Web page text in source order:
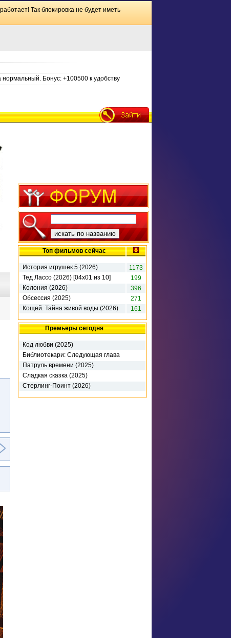
Так блокировка не будет иметь
Бонус: +100500 к удобству
Топ фильмов сейчас
История игрушек 5 (2026)
1173
Тед Лассо (2026) [04х01 из 10]
199
Колония (2026)
396
Обсессия (2025)
271
Кощей. Тайна живой воды (2026)
161
Премьеры сегодня
Код любви (2025)
Библиотекари: Следующая глава
(2026)
Патруль времени (2025)
Сладкая сказка (2025)
Стерлинг-Поинт (2026)